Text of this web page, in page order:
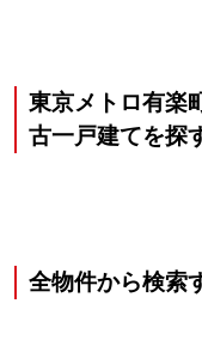
東京メトロ有楽
古一戸建てを探
全物件から検索